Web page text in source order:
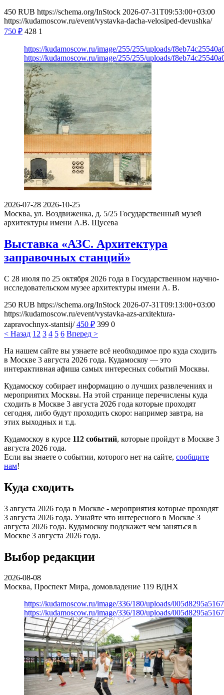
450 RUB https://schema.org/InStock 2026-07-31T09:53:00+03:00
https://kudamoscow.ru/event/vystavka-dacha-velosiped-devushka/
750 ₽ 428 1
https://kudamoscow.ru/image/255/255/uploads/
https://kudamoscow.ru/image/255/255/uploads/
2026-07-28 2026-10-25
Москва, ул. Воздвиженка, д. 5/25 Государственный музей
архитектуры имени А.В. Щусева
Выставка «АЗС. Архитектура
заправочных станций»
С 28 июля по 25 октября 2026 года в Государственном научно-
исследовательском музее архитектуры имени А. В.
250 RUB https://schema.org/InStock 2026-07-31T09:13:00+03:00
https://kudamoscow.ru/event/vystavka-azs-arxitektura-
zapravochnyx-stantsij/ 450 ₽ 399 0
< Назад 1 2 3 4 5 6 Вперед >
На нашем сайте вы узнаете всё необходимое про куда сходить
в Москве 3 августа 2026 года. Кудамоскоу — это
интерактивная афиша самых интересных событий Москвы.
Кудамоскоу собирает информацию о лучших развлечениях и
мероприятих Москвы. На этой странице перечислены куда
сходить в Москве 3 августа 2026 года которые проходят
сегодня, либо будут проходить скоро: например завтра, на
этих выходных и т.д.
Кудамоскоу в курсе 112 событий, которые пройдут в Москве 3
августа 2026 года.
Если вы знаете о событии, которого нет на сайте, сообщите
нам!
Куда сходить
3 августа 2026 года в Москве - мероприятия которые проходят
3 августа 2026 года. Узнайте что интересного в Москве 3
августа 2026 года. Кудамоскоу подскажет чем заняться в
Москве 3 августа 2026 года.
Выбор редакции
2026-08-08
Москва, Проспект Мира, домовладение 119 ВДНХ
https://kudamoscow.ru/image/336/180/uploads/
https://kudamoscow.ru/image/336/180/uploads/